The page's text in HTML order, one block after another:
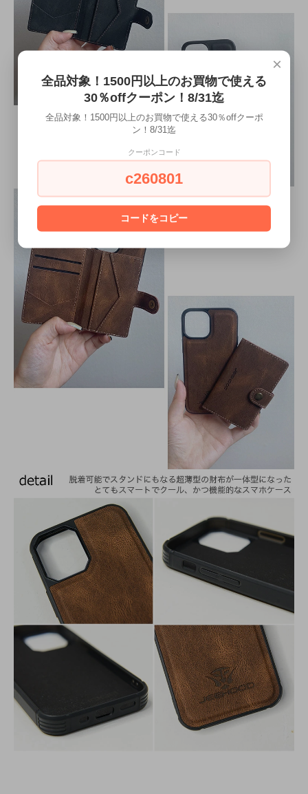
×
全品対象！1500円以上のお買物で使える
30％offクーポン！8/31迄
全品対象！1500円以上のお買物で使える30％offクーポ
ン！8/31迄
クーポンコード
c260801
コードをコピー